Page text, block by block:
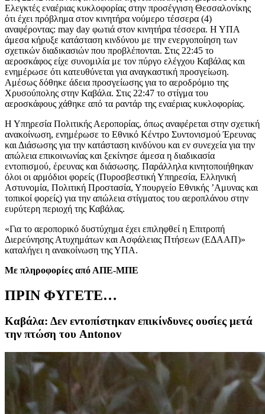
Ελεγκτές εναέριας κυκλοφορίας στην προσέγγιση Θεσσαλονίκης
ότι έχει πρόβλημα στον κινητήρα νούμερο τέσσερα (4)
αναφέροντας: may day φωτιά στον κινητήρα τέσσερα. Η ΥΠΑ
άμεσα κήρυξε κατάσταση κινδύνου με την ενεργοποίηση των
σχετικών διαδικασιών που προβλέπονται. Στις 22:45 το
αεροσκάφος είχε συνομιλία με τον πύργο ελέγχου Καβάλας και
ενημέρωσε ότι κατευθύνεται για αναγκαστική προσγείωση.
Αμέσως δόθηκε άδεια προσγείωσης για το αεροδρόμιο της
Χρυσούπολης στην Καβάλα. Στις 22:47 το στίγμα του
αεροσκάφους χάθηκε από τα ραντάρ της εναέριας κυκλοφορίας.
Η Υπηρεσία Πολιτικής Αεροπορίας, όπως αναφέρεται στην σχετική
ανακοίνωση, ενημέρωσε το Εθνικό Κέντρο Συντονισμού Έρευνας
και Διάσωσης για την κατάσταση κινδύνου και εν συνεχεία για την
απώλεια επικοινωνίας και ξεκίνησε άμεσα η διαδικασία
εντοπισμού, έρευνας και διάσωσης. Παράλληλα κινητοποιήθηκαν
όλοι οι αρμόδιοι φορείς (Πυροσβεστική Υπηρεσία, Ελληνική
Αστυνομία, Πολιτική Προστασία, Υπουργείο Εθνικής ’Αμυνας και
τοπικοί φορείς) για την απώλεια στίγματος του αεροπλάνου στην
ευρύτερη περιοχή της Καβάλας.
«Για το αεροπορικό δυστύχημα έχει επιληφθεί η Επιτροπή
Διερεύνησης Ατυχημάτων και Ασφάλειας Πτήσεων (ΕΔΑΑΠ)»
καταλήγει η ανακοίνωση της ΥΠΑ.
Με πληροφορίες από ΑΠΕ-ΜΠΕ
ΠΡΙΝ ΦΥΓΕΤΕ…
Καβάλα: Δεν εντοπίστηκαν επικίνδυνες ουσίες μετά
την πτώση του Antonov